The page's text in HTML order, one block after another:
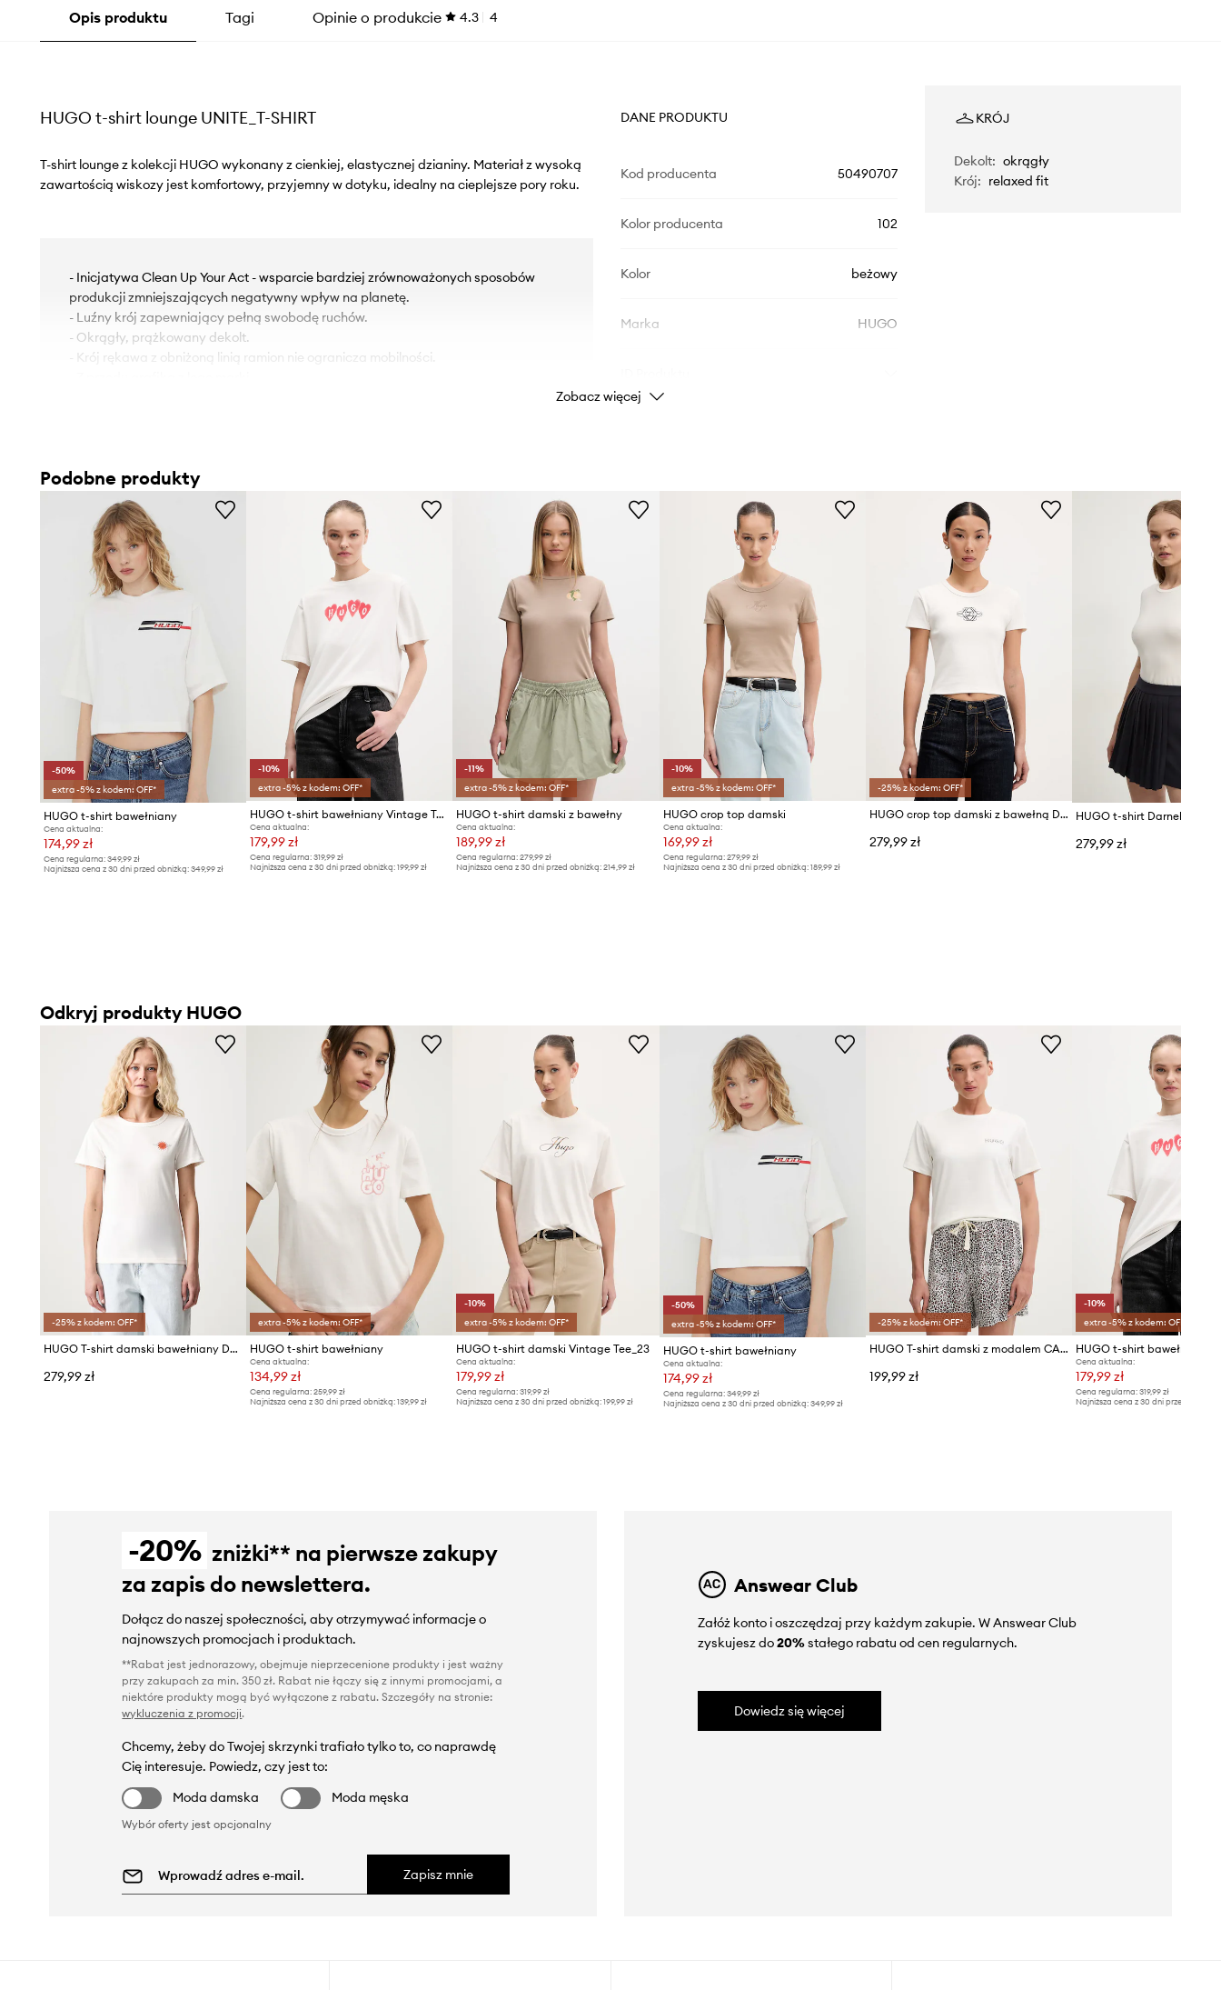
Opis produktu Tagi Opinie o produkcie 4.3 4
HUGO t-shirt lounge UNITE_T-SHIRT
T-shirt lounge z kolekcji HUGO wykonany z cienkiej, elastycznej dzianiny. Materiał z wysoką
zawartością wiskozy jest komfortowy, przyjemny w dotyku, idealny na cieplejsze pory roku.
- Inicjatywa Clean Up Your Act - wsparcie bardziej zrównoważonych sposobów
produkcji zmniejszających negatywny wpływ na planetę.
- Luźny krój zapewniający pełną swobodę ruchów.
- Okrągły, prążkowany dekolt.
- Krój rękawa z obniżoną linią ramion nie ogranicza mobilności.
DANE PRODUKTU
Kod producenta 50490707
Kolor producenta 102
Kolor beżowy
Marka HUGO
KRÓJ
Dekolt: okrągły
Krój: relaxed fit
Zobacz więcej
Podobne produkty
-50%
extra -5% z kodem: OFF*
HUGO t-shirt bawełniany
Cena aktualna:
174,99 zł
Cena regularna: 349,99 zł
Najniższa cena z 30 dni przed obniżką: 349,99 zł
-10%
extra -5% z kodem: OFF*
HUGO t-shirt bawełniany Vintage Tee_22
Cena aktualna:
179,99 zł
Cena regularna:319,99 zł
Najniższa cena z 30 dni przed obniżką:199,99 zł
-11%
extra -5% z kodem: OFF*
HUGO t-shirt damski z bawełny
Cena aktualna:
189,99 zł
Cena regularna: 279,99 zł
Najniższa cena z 30 dni przed obniżką: 214,99 zł
-10%
extra -5% z kodem: OFF*
HUGO crop top damski
Cena aktualna:
169,99 zł
Cena regularna: 279,99 zł
Najniższa cena z 30 dni przed obniżką: 189,99 zł
-25% z kodem: OFF*
HUGO crop top damski z bawełną Delanor_4
279,99 zł
HUGO t-shirt Darnelia
279,99 zł
Odkryj produkty HUGO
-25% z kodem: OFF*
HUGO T-shirt damski bawełniany Deloris_5
279,99 zł
extra -5% z kodem: OFF*
HUGO t-shirt bawełniany
Cena aktualna:
134,99 zł
Cena regularna:259,99 zł
Najniższa cena z 30 dni przed obniżką:139,99 zł
-10%
extra -5% z kodem: OFF*
HUGO t-shirt damski Vintage Tee_23
Cena aktualna:
179,99 zł
Cena regularna: 319,99 zł
Najniższa cena z 30 dni przed obniżką: 199,99 zł
-50%
extra -5% z kodem: OFF*
HUGO t-shirt bawełniany
Cena aktualna:
174,99 zł
Cena regularna: 349,99 zł
Najniższa cena z 30 dni przed obniżką: 349,99 zł
-25% z kodem: OFF*
HUGO T-shirt damski z modalem CASUAL T-SHIRT
199,99 zł
-10%
extra -5% z kodem: OFF*
Cena aktualna:
179,99 zł
Cena regularna: 319,99 zł
Najniższa cena z 30 dni przed obniżką:
-20% zniżki** na pierwsze zakupy
za zapis do newslettera.
Dołącz do naszej społeczności, aby otrzymywać informacje o
najnowszych promocjach i produktach.
**Rabat jest jednorazowy, obejmuje nieprzecenione produkty i jest ważny
przy zakupach za min. 350 zł. Rabat nie łączy się z innymi promocjami, a
niektóre produkty mogą być wyłączone z rabatu. Szczegóły na stronie:
wykluczenia z promocji.
Chcemy, żeby do Twojej skrzynki trafiało tylko to, co naprawdę
Cię interesuje. Powiedz, czy jest to:
Moda damska
Moda męska
Wybór oferty jest opcjonalny
Zapisz mnie
Answear Club
Załóż konto i oszczędzaj przy każdym zakupie. W Answear Club
zyskujesz do20%stałego rabatu od cen regularnych.
Dowiedz się więcej